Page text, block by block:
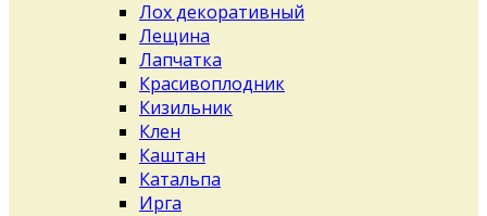
Лох декоративный
Лещина
Лапчатка
Красивоплодник
Кизильник
Клен
Каштан
Катальпа
Ирга